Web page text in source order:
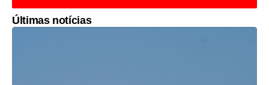
Últimas notícias